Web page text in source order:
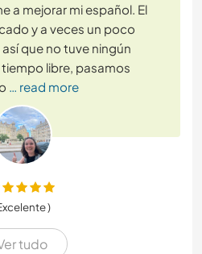
a mejorar mi español. El
y a veces un poco
que no tuve ningún
libre, pasamos
… read more
)
tudo